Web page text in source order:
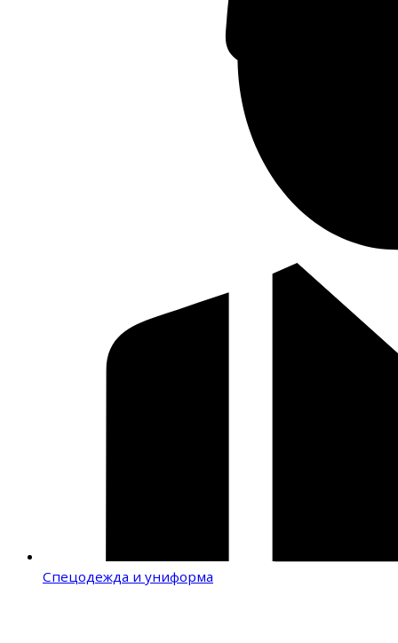
Спецодежда и униформа